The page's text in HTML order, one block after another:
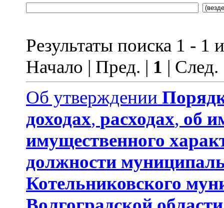
Результаты поиска 1 - 1
Начало | Пред. | 1 |
Об утверждении
доходах, расходах, об
имущественного
должности
Котельниковского